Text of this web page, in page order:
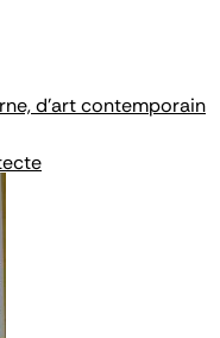
d'art contemporain